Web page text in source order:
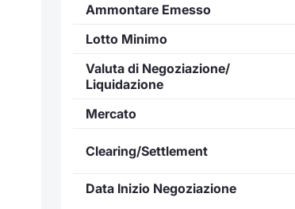
Ammontare Emesso
Lotto Minimo
Valuta di Negoziazione/
Liquidazione
Mercato
Clearing/Settlement
Data Inizio Negoziazione